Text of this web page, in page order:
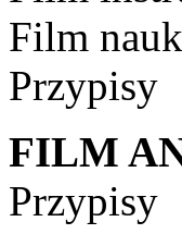
Film
Przypisy
FILM
Przypisy